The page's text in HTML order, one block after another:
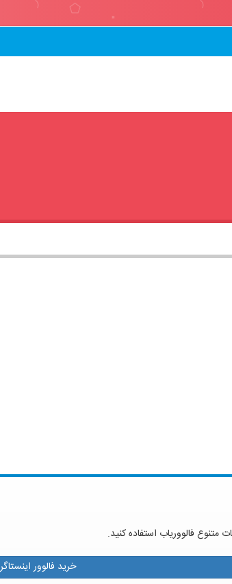
متنوع فالووریاب استفاده کنید.
خرید فالوور